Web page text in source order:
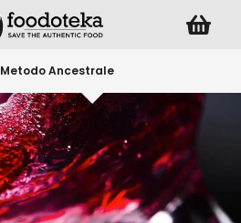
Metodo Ancestrale